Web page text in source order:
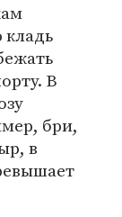
кладь
В
бри,
в